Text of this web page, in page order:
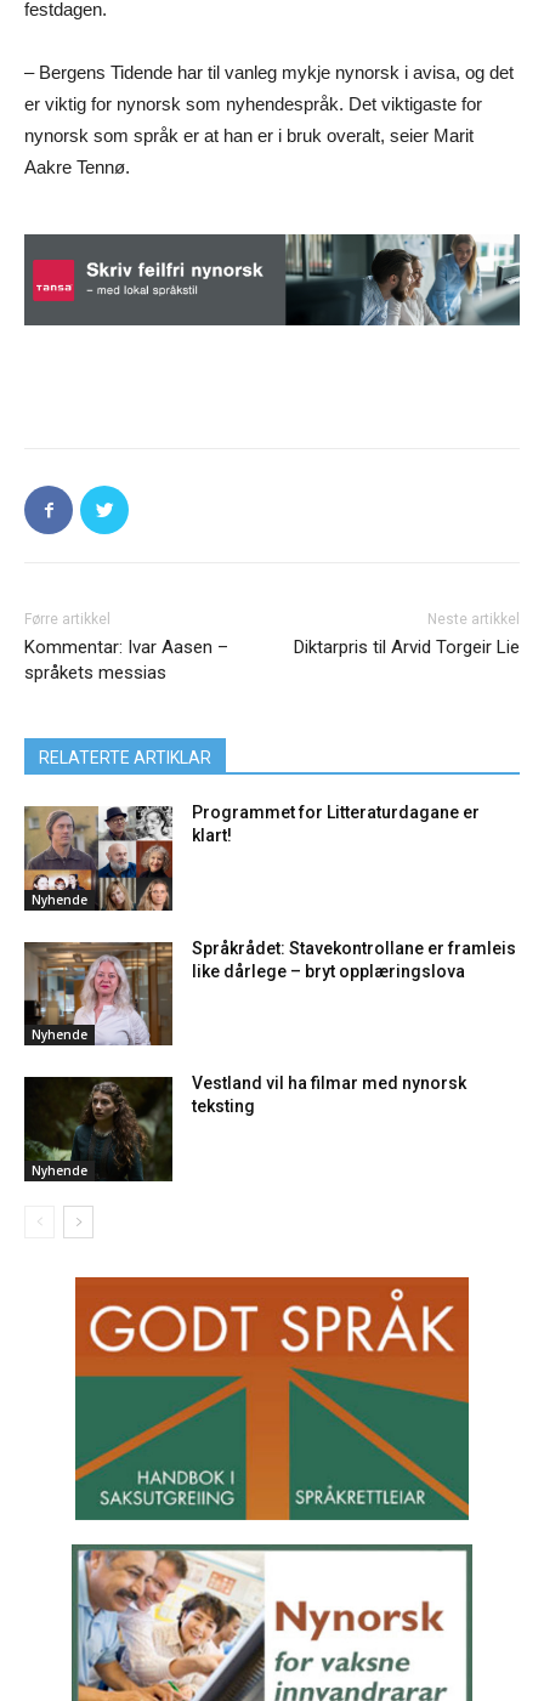
festdagen.
– Bergens Tidende har til vanleg mykje nynorsk i avisa, og det
er viktig for nynorsk som nyhendespråk. Det viktigaste for
nynorsk som språk er at han er i bruk overalt, seier Marit
Aakre Tennø.
Førre artikkel
Kommentar: Ivar Aasen –
språkets messias
Neste artikkel
Diktarpris til Arvid Torgeir Lie
RELATERTE ARTIKLAR
Nyhende
Programmet for Litteraturdagane er
klart!
Nyhende
Språkrådet: Stavekontrollane er framleis
like dårlege – bryt opplæringslova
Nyhende
Vestland vil ha filmar med nynorsk
teksting